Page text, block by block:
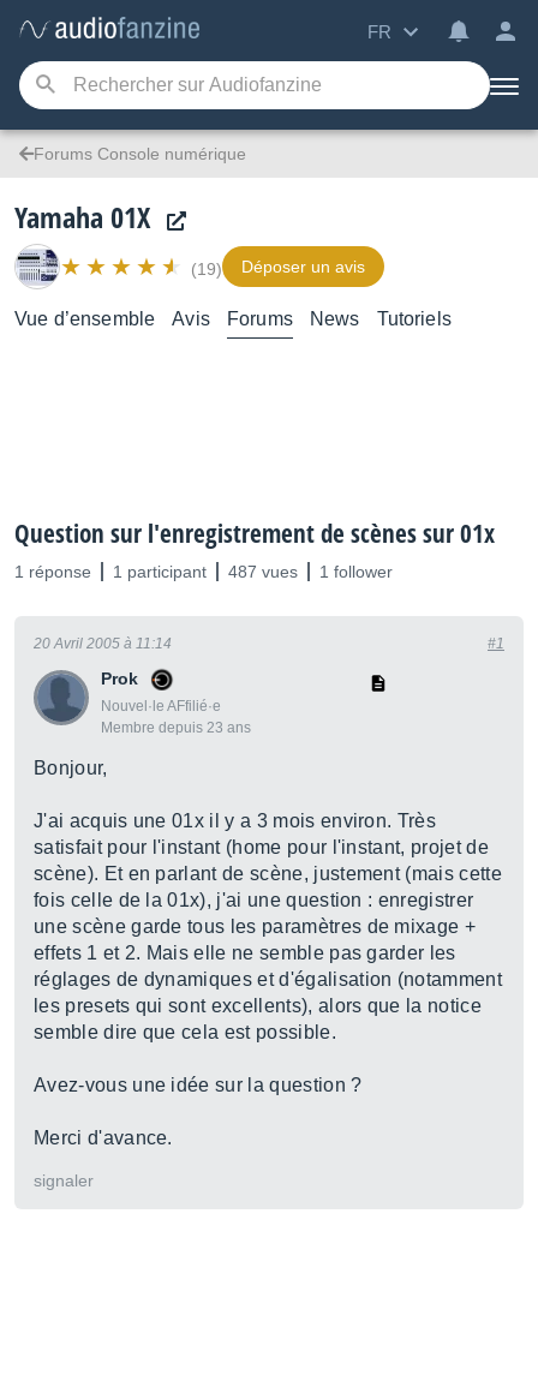
FR
Forums Console numérique
Yamaha 01X
(19) Déposer un avis
Vue d’ensemble Avis Forums News Tutoriels
Question sur l'enregistrement de scènes sur 01x
1 réponse 1 participant 487 vues 1 follower
Prok
Nouvel·le AFfilié·e
Membre depuis 23 ans
20 Avril 2005 à 11:14 #1
Bonjour,
J'ai acquis une 01x il y a 3 mois environ. Très
satisfait pour l'instant (home pour l'instant, projet de
scène). Et en parlant de scène, justement (mais cette
fois celle de la 01x), j'ai une question : enregistrer
une scène garde tous les paramètres de mixage +
effets 1 et 2. Mais elle ne semble pas garder les
réglages de dynamiques et d'égalisation (notamment
les presets qui sont excellents), alors que la notice
semble dire que cela est possible.
Avez-vous une idée sur la question ?
Merci d'avance.
signaler